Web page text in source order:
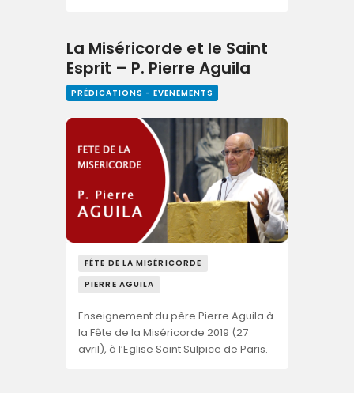
La Miséricorde et le Saint
Esprit – P. Pierre Aguila
PRÉDICATIONS - EVENEMENTS
FÊTE DE LA MISÉRICORDE
PIERRE AGUILA
Enseignement du père Pierre Aguila à
la Fête de la Miséricorde 2019 (27
avril), à l’Eglise Saint Sulpice de Paris.